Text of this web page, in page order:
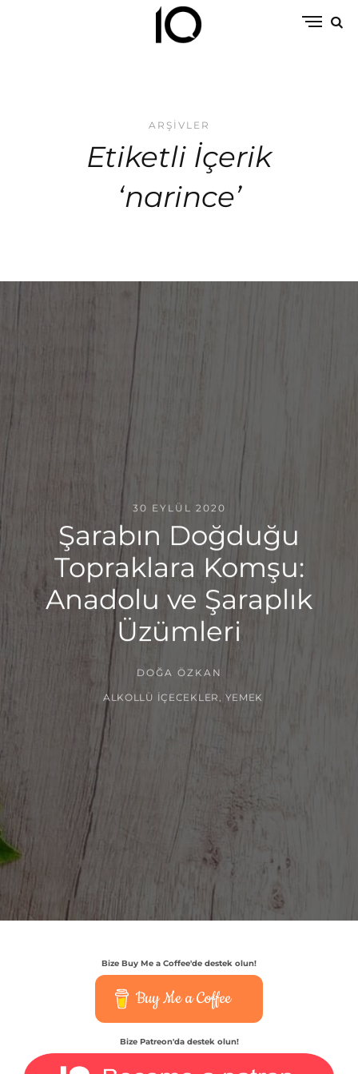
ARŞIVLER
Etiketli İçerik
‘narince’
30 EYLÜL 2020
Şarabın Doğduğu
Topraklara Komşu:
Anadolu ve Şaraplık
Üzümleri
DOĞA ÖZKAN
ALKOLLÜ İÇECEKLER YEMEK
Bize Buy Me a Coffee'de destek olun!
Buy Me a Coffee
Bize Patreon'da destek olun!